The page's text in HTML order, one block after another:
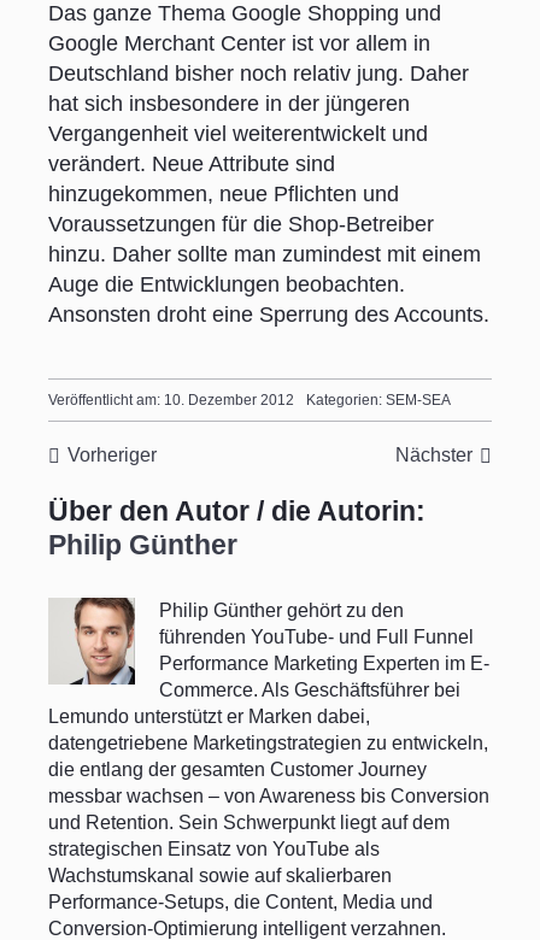
Das ganze Thema Google Shopping und
Google Merchant Center ist vor allem in
Deutschland bisher noch relativ jung. Daher
hat sich insbesondere in der jüngeren
Vergangenheit viel weiterentwickelt und
verändert. Neue Attribute sind
hinzugekommen, neue Pflichten und
Voraussetzungen für die Shop-Betreiber
hinzu. Daher sollte man zumindest mit einem
Auge die Entwicklungen beobachten.
Ansonsten droht eine Sperrung des Accounts.
Veröffentlicht am: 10. Dezember 2012 Kategorien: SEM-SEA
Vorheriger Nächster
Über den Autor / die Autorin:
Philip Günther
Philip Günther gehört zu den
führenden YouTube- und Full Funnel
Performance Marketing Experten im E-
Commerce. Als Geschäftsführer bei
Lemundo unterstützt er Marken dabei,
datengetriebene Marketingstrategien zu entwickeln,
die entlang der gesamten Customer Journey
messbar wachsen – von Awareness bis Conversion
und Retention. Sein Schwerpunkt liegt auf dem
strategischen Einsatz von YouTube als
Wachstumskanal sowie auf skalierbaren
Performance-Setups, die Content, Media und
Conversion-Optimierung intelligent verzahnen.